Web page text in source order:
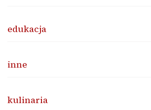
edukacja
inne
kulinaria